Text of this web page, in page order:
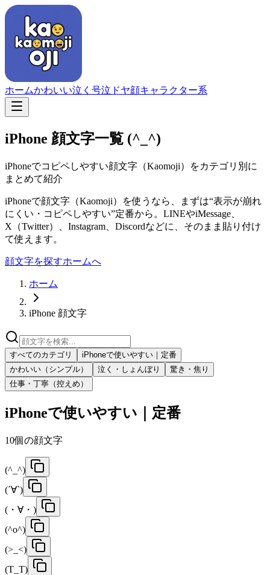
ホームかわいい泣く 号泣 ドヤ顔キャラクター系
iPhone 顔文字一覧 (^_^)
iPhoneでコピペしやすい顔文字（Kaomoji）をカテゴリ別に
まとめて紹介
iPhoneで顔文字（Kaomoji）を使うなら、まずは“表示が崩れ
にくい・コピペしやすい”定番から。LINEやiMessage、
X（Twitter）、Instagram、Discordなどに、そのまま貼り付け
て使えます。
顔文字を探すホームへ
ホーム
iPhone 顔文字
すべてのカテゴリ
iPhoneで使いやすい｜定番
かわいい（シンプル）
泣く・しょんぼり
驚き・焦り
仕事・丁寧（控えめ）
iPhoneで使いやすい｜定番
10個の顔文字
(^_^)
(´∀`)
(・∀・)
(^o^)
(>_<)
(T_T)